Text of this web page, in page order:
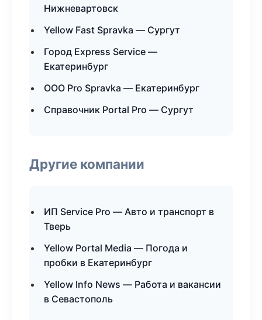
Нижневартовск
Yellow Fast Spravka — Сургут
Город Express Service —
Екатеринбург
ООО Pro Spravka — Екатеринбург
Справочник Portal Pro — Сургут
Другие компании
ИП Service Pro — Авто и транспорт в
Тверь
Yellow Portal Media — Погода и
пробки в Екатеринбург
Yellow Info News — Работа и вакансии
в Севастополь